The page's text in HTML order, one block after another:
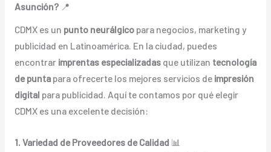
Asunción?📍
CDMX es un punto neurálgicopara negocios, marketing y
publicidad en Latinoamérica. En la ciudad, puedes
encontrar imprentas especializadasque utilizan tecnología
de puntapara ofrecerte los mejores servicios de impresión
digital para publicidad. Aquí te contamos por qué elegir
CDMX es una excelente decisión:
1. Variedad de Proveedores de Calidad 📊